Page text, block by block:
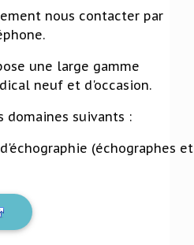
nous contacter par
une large gamme
neuf et d'occasion.
domaines suivants :
(échographes et